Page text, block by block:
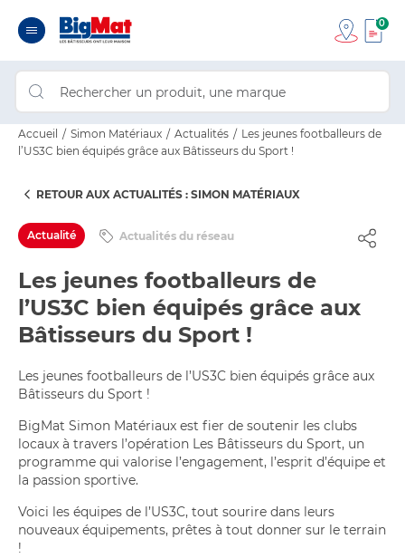
0
Accueil Simon Matériaux Actualités
Les jeunes footballeurs de
l’US3C bien équipés grâce aux Bâtisseurs du Sport !
RETOUR AUX ACTUALITÉS : SIMON MATÉRIAUX
Actualité Actualités du réseau
Les jeunes footballeurs de
l’US3C bien équipés grâce aux
Bâtisseurs du Sport !
Les jeunes footballeurs de l’US3C bien équipés grâce aux
Bâtisseurs du Sport !
BigMat Simon Matériaux est fier de soutenir les clubs
locaux à travers l’opération Les Bâtisseurs du Sport, un
programme qui valorise l’engagement, l’esprit d’équipe et
la passion sportive.
Voici les équipes de l’US3C, tout sourire dans leurs
nouveaux équipements, prêtes à tout donner sur le terrain
!